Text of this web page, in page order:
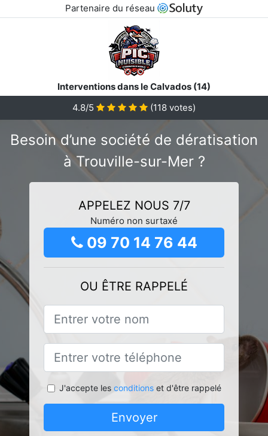
Partenaire du réseau
Interventions dans le Calvados (14)
4.8/5
(118 votes)
Besoin d’une société de dératisation
à Trouville-sur-Mer ?
APPELEZ NOUS 7/7
Numéro non surtaxé
09 70 14 76 44
OU ÊTRE RAPPELÉ
J'accepte les conditionset d'être rappelé
Envoyer